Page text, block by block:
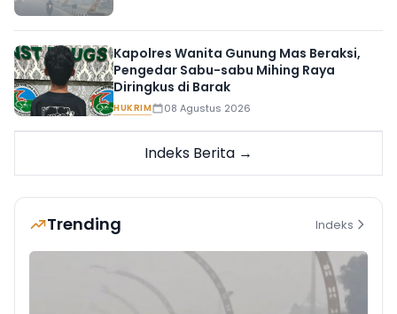
Kapolres Wanita Gunung Mas Beraksi,
Pengedar Sabu-sabu Mihing Raya
Diringkus di Barak
HUKRIM 08 Agustus 2026
Indeks Berita →
Trending Indeks